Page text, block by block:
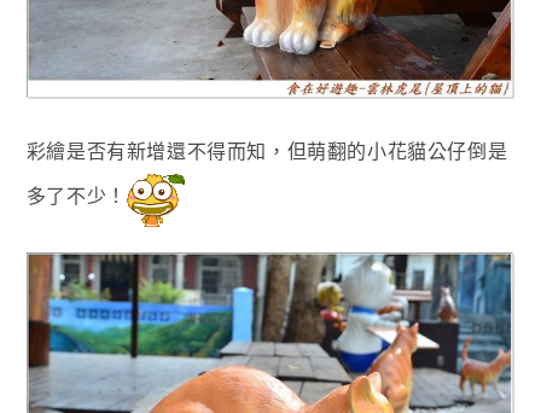
彩繪是否有新增還不得而知，但萌翻的小花貓公仔倒是
多了不少！